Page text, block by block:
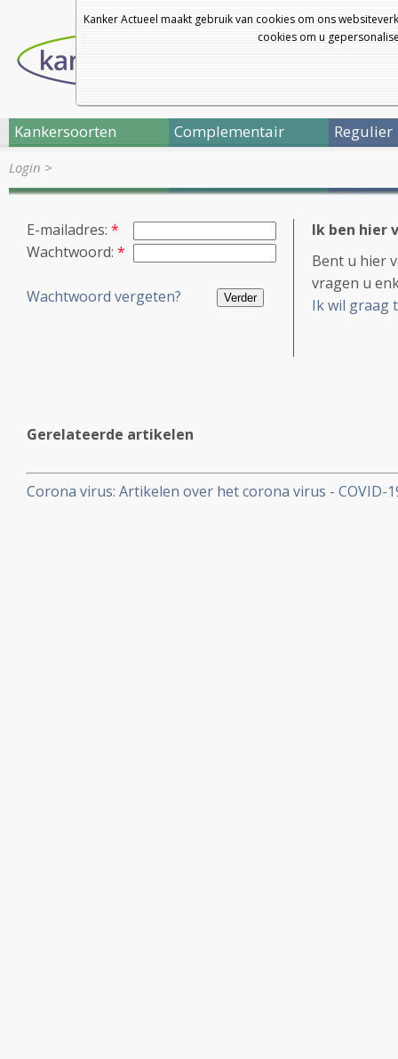
Kanker Actueel maakt gebruik van cookies om ons
cookies om u
Kankersoorten Complementair Regulier
Login >
E-mailadres: *
Wachtwoord: *
Wachtwoord vergeten?
Ik ben hier
Bent u hier
vragen u
Ik wil graag
Gerelateerde artikelen
Corona virus: Artikelen over het corona virus - COVID-